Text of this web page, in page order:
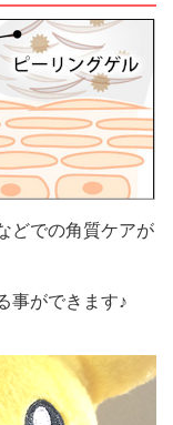
どでの角質ケアが
事ができます♪